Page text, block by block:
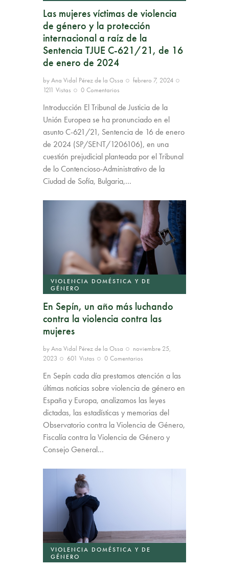
Las mujeres víctimas de violencia
de género y la protección
internacional a raíz de la
Sentencia TJUE C-621/21, de 16
de enero de 2024
byAna Vidal Pérez de la Ossa
febrero 7, 2024
1211 Vistas 0 Comentarios
Introducción El Tribunal de Justicia de la
Unión Europea se ha pronunciado en el
asunto C-621/21, Sentencia de 16 de enero
de 2024 (SP/SENT/1206106), en una
cuestión prejudicial planteada por el Tribunal
de lo Contencioso-Administrativo de la
Ciudad de Sofía, Bulgaria,…
VIOLENCIA DOMÉSTICA Y DE
GÉNERO
En Sepín, un año más luchando
contra la violencia contra las
mujeres
byAna Vidal Pérez de la Ossa
noviembre 25,
2023
601 Vistas 0 Comentarios
En Sepín cada día prestamos atención a las
últimas noticias sobre violencia de género en
España y Europa, analizamos las leyes
dictadas, las estadísticas y memorias del
Observatorio contra la Violencia de Género,
Fiscalía contra la Violencia de Género y
Consejo General…
VIOLENCIA DOMÉSTICA Y DE
GÉNERO